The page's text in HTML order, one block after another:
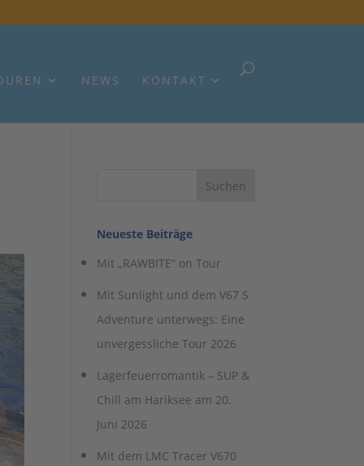
NEWS KONTAKT
Neueste Beiträge
Mit „RAWBITE“ on Tour
Mit Sunlight und dem V67 S
Adventure unterwegs: Eine
unvergessliche Tour 2026
Lagerfeuerromantik – SUP &
Chill am Hariksee am 20.
Juni 2026
Mit dem LMC Tracer V670